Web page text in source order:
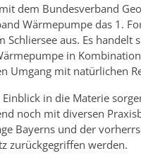
dem Bundesverband
Wärmepumpe das 1.
Schliersee aus. Es
in
Umgang mit natürlichen
in die Materie
noch mit diversen
Bayerns und der
zurückgegriffen werden.